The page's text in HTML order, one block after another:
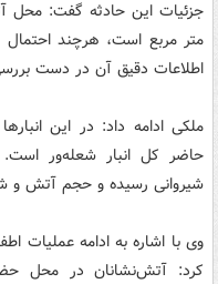
متر مربع است، هرچند احتمال
اطلاعات دقیق آن در دست
ملکی ادامه داد: در این
حاضر کل انبار شعله‌ور
شیروانی رسیده و حجم آتش و
وی با اشاره به ادامه عملیات
کرد: آتش‌نشانان در محل